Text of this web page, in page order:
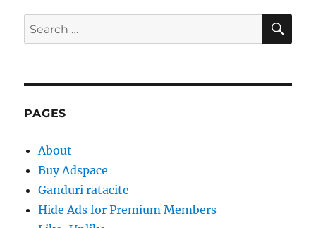
Search
for:
PAGES
About
Buy Adspace
Ganduri ratacite
Hide Ads for Premium Members